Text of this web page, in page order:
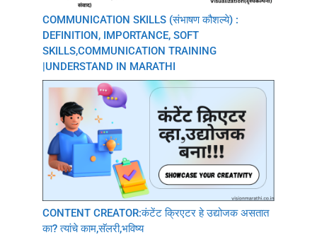
COMMUNICATION SKILLS (संभाषण कौशल्ये) :
DEFINITION, IMPORTANCE, SOFT
SKILLS,COMMUNICATION TRAINING
|UNDERSTAND IN MARATHI
CONTENT CREATOR:कंटेंट क्रिएटर हे उद्योजक असतात
का? त्यांचे काम,सॅलरी,भविष्य